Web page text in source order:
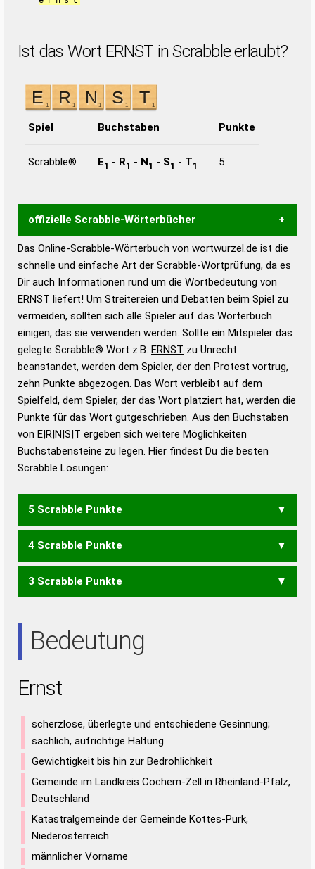
Ist das Wort ERNST in Scrabble erlaubt?
Spiel Buchstaben Punkte
Scrabble® E1 - R1 - N1 - S1 - T1 5
offizielle Scrabble-Wörterbücher
Wortwurzel liefert mit Hilfe eines semantischen
Wortanalyse-Algorithmus gute Anhaltspunkte zu
Wortbedeutung, Worttrennung und Wortform, um die
Gültigkeit eines Wortes für das Scrabble-Spiel zu
bestimmen!
zugelassene Turnier Scrabble-
Wörterbücher sind:
Duden – Standardwerk in 12 Bänden
Duden – Richtiges und gutes
Deutsch
Duden – Die deutsche Grammatik
Duden – Deutsches
Das Online-Scrabble-Wörterbuch von wortwurzel.de ist die
schnelle und einfache Art der Scrabble-Wortprüfung, da es
Dir auch Informationen rund um die Wortbedeutung von
ERNST liefert! Um Streitereien und Debatten beim Spiel zu
vermeiden, sollten sich alle Spieler auf das Wörterbuch
einigen, das sie verwenden werden. Sollte ein Mitspieler das
gelegte Scrabble® Wort z.B. ERNST zu Unrecht
beanstandet, werden dem Spieler, der den Protest vortrug,
zehn Punkte abgezogen. Das Wort verbleibt auf dem
Spielfeld, dem Spieler, der das Wort platziert hat, werden die
Punkte für das Wort gutgeschrieben. Aus den Buchstaben
von E|R|N|S|T ergeben sich weitere Möglichkeiten
Buchstabensteine zu legen. Hier findest Du die besten
Scrabble Lösungen:
5 Scrabble Punkte
STERN
4 Scrabble Punkte
ERNT ERST NEST NETS
3 Scrabble Punkte
Bedeutung
Ernst
scherzlose, überlegte und entschiedene Gesinnung;
sachlich, aufrichtige Haltung
Gewichtigkeit bis hin zur Bedrohlichkeit
Gemeinde im Landkreis Cochem-Zell in Rheinland-Pfalz,
Deutschland
Katastralgemeinde der Gemeinde Kottes-Purk,
Niederösterreich
männlicher Vorname